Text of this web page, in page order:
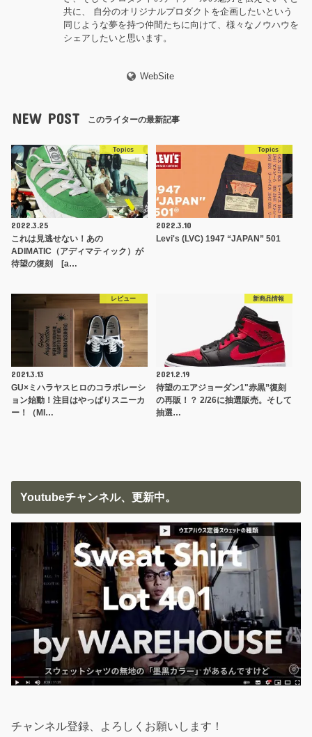
共に、 自分のオリジナルプロダクトを企画したいという
同じような夢を持つ仲間たちに向けて、様々なノウハウを
シェアしたいと思います。
WebSite
NEW POST このライターの最新記事
Topics
2022.3.25
これは見逃せない！あの
ADIMATIC（アディマティック）が
待望の復刻 [a…
Topics
2022.3.10
Levi's (LVC) 1947 “JAPAN” 501
レビュー
2021.3.13
GU×ミハラヤスヒロのコラボレーシ
ョン始動！注目はやっぱりスニーカ
ー！（MI…
新商品情報
2021.2.19
待望のエアジョーダン1"赤黒”復刻
の再販！？ 2/26に抽選販売。そして
抽選…
Youtubeチャンネル、更新中。
チャンネル登録、よろしくお願いします！